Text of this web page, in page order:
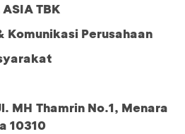
ASIA TBK
Perusahaan
No.1, Menara
10310